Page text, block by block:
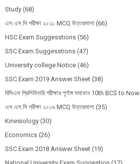
Study (68)
এস.এস.সি পরীক্ষা ২০২১ MCQ উত্তরমালা (66)
HSC Exam Suggesstions (56)
SSC Exam Suggesstions (47)
University college Notice (46)
SSC Exam 2019 Answer Sheet (38)
বিসিএস প্রিলিমিনারি পরীক্ষার পূর্ণাঙ্গ সমাধান 10th BCS to Now
এস.এস.সি পরীক্ষা ২০১৯ MCQ উত্তরমালা (35)
Kinesiology (30)
Economics (26)
SSC Exam 2018 Answer Sheet (19)
National University Exam Suggestion (17)